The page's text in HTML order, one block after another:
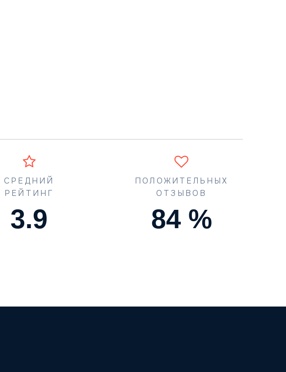
СРЕДНИЙ
РЕЙТИНГ
4.5
ПОЛОЖИТЕЛЬНЫХ
ОТЗЫВОВ
90 %